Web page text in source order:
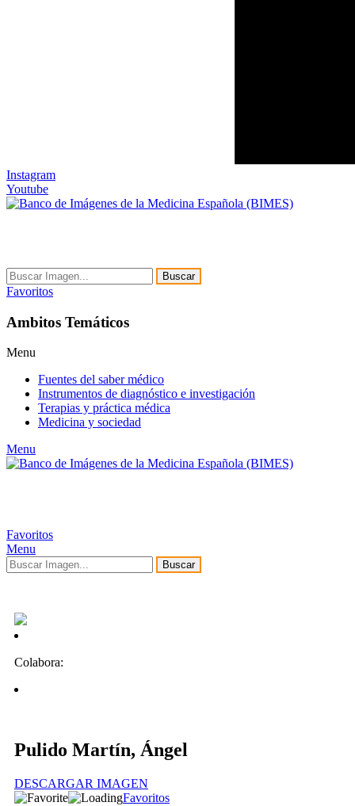
Instagram
Youtube
Buscar
Favoritos
Ambitos Temáticos
Menu
Fuentes del saber médico
Instrumentos de diagnóstico e investigación
Terapias y práctica médica
Medicina y sociedad
Menu
Favoritos
Menu
Buscar
Colabora:
Pulido Martín, Ángel
DESCARGAR IMAGEN
Favoritos